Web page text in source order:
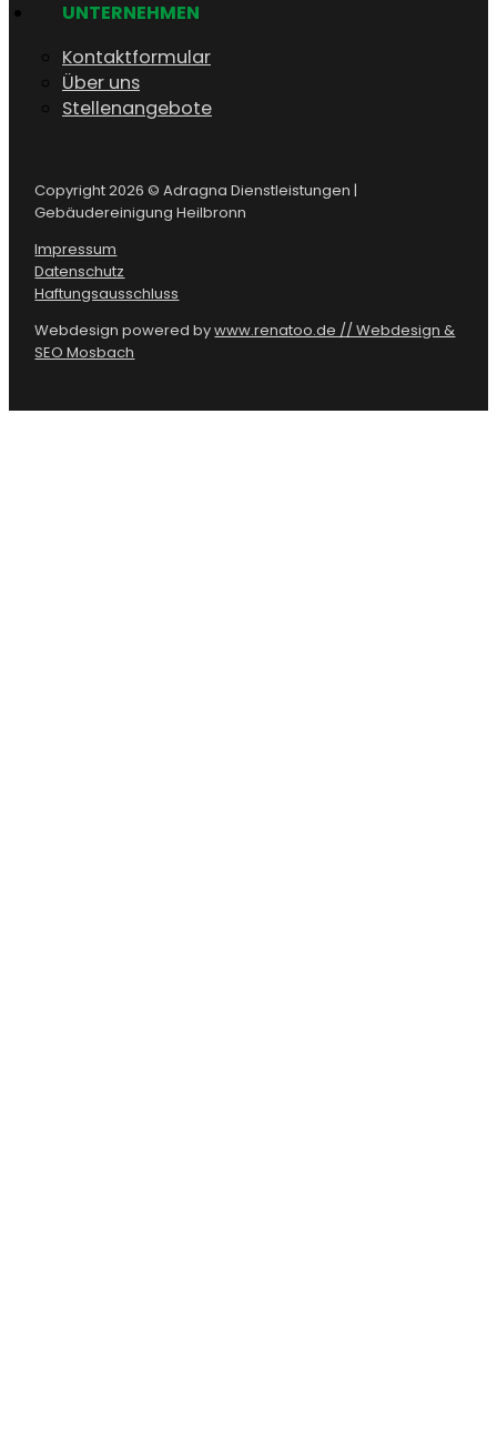
UNTERNEHMEN
Kontaktformular
Über uns
Stellenangebote
Copyright 2026 © Adragna Dienstleistungen |
Gebäudereinigung Heilbronn
Impressum
Datenschutz
Haftungsausschluss
Webdesign powered bywww.renatoo.de // Webdesign &
SEO Mosbach